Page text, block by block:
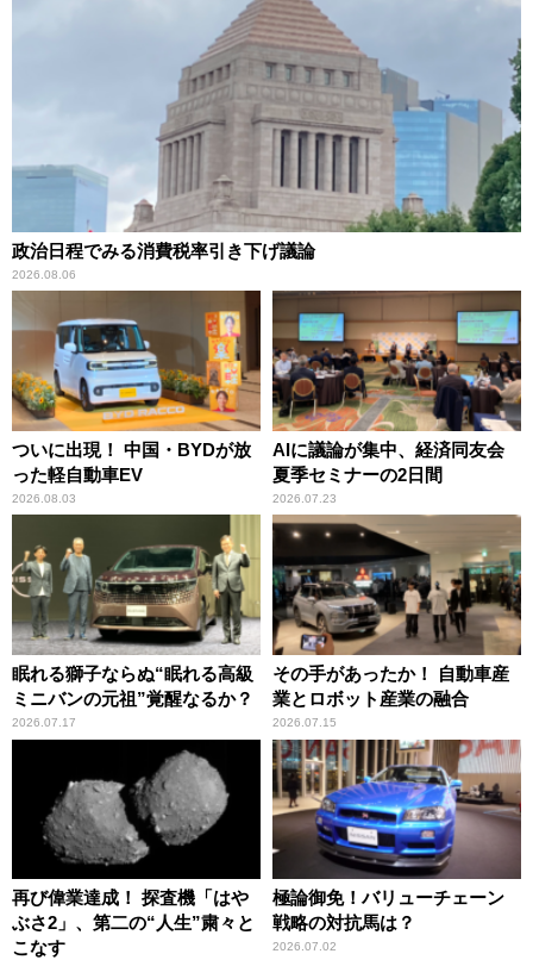
政治日程でみる消費税率引き下げ議論
2026.08.06
ついに出現！ 中国・BYDが放
った軽自動車EV
2026.08.03
AIに議論が集中、経済同友会
夏季セミナーの2日間
2026.07.23
眠れる獅子ならぬ“眠れる高級
ミニバンの元祖”覚醒なるか？
2026.07.17
その手があったか！ 自動車産
業とロボット産業の融合
2026.07.15
再び偉業達成！ 探査機「はや
ぶさ2」、第二の“人生”粛々と
こなす
極論御免！バリューチェーン
戦略の対抗馬は？
2026.07.02